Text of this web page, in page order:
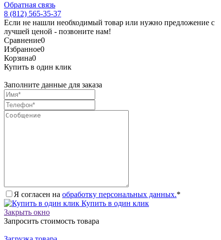
Обратная связь
8 (812) 565-35-37
Если не нашли необходимый товар или нужно предложение с
лучшей ценой - позвоните нам!
Сравнение0
Избранное0
Корзина0
Купить в один клик
Заполните данные для заказа
Я согласен на обработку персональных данных.*
Купить в один клик
Закрыть окно
Запросить стоимость товара